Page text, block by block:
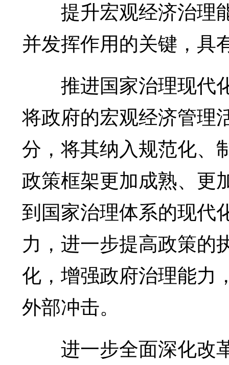
提升宏观经济治理
并发挥作用的关键，具
推进国家治理现代
将政府的宏观经济管理
分，将其纳入规范化、
政策框架更加成熟、更
到国家治理体系的现代
力，进一步提高政策的
化，增强政府治理能力
外部冲击。
进一步全面深化改